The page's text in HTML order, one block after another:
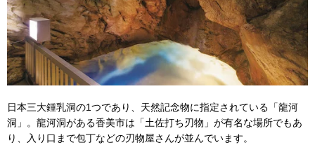
日本三大鍾乳洞の1つであり、天然記念物に指定されている「龍河
洞」。龍河洞がある香美市は「土佐打ち刃物」が有名な場所でもあ
り、入り口まで包丁などの刃物屋さんが並んでいます。